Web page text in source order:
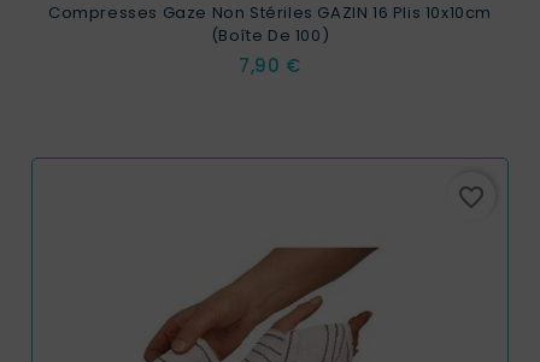
Compresses Gaze Non Stériles GAZIN 16 Plis 10x10cm
(boîte De 100)
Prix
7,90 €
favorite_border